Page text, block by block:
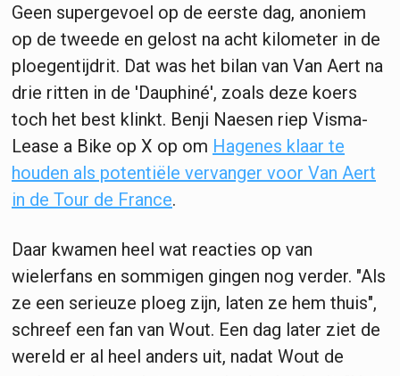
Geen supergevoel op de eerste dag, anoniem
op de tweede en gelost na acht kilometer in de
ploegentijdrit. Dat was het bilan van Van Aert na
drie ritten in de 'Dauphiné', zoals deze koers
toch het best klinkt. Benji Naesen riep Visma-
Lease a Bike op X op om Hagenes klaar te
houden als potentiële vervanger voor Van Aert
in de Tour de France.
Daar kwamen heel wat reacties op van
wielerfans en sommigen gingen nog verder. "Als
ze een serieuze ploeg zijn, laten ze hem thuis",
schreef een fan van Wout. Een dag later ziet de
wereld er al heel anders uit, nadat Wout de